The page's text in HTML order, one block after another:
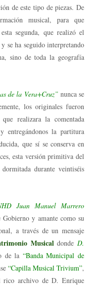
de este tipo de piezas. De
musical, para que
segunda, que realizó el
se ha seguido interpretando
sino de toda la geografía
de la Vera+Cruz” nunca se
los originales fueron
realizara la comentada
entregándonos la partitura
que sí se conserva en
esta versión primitiva del
durante veintiséis
Juan Manuel Marrero
y amante como su
a través de un mensaje
MusicaldondeD.
de la “Banda Municipal de
“Capilla Musical Trivium”,
rico archivo de D. Enrique